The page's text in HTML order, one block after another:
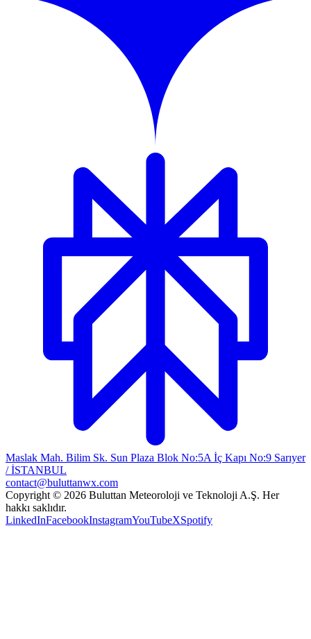
Maslak Mah. Bilim Sk. Sun Plaza Blok No:5A İç Kapı No:9 Sarıyer
/ İSTANBUL
contact@buluttanwx.com
Copyright © 2026 Buluttan Meteoroloji ve Teknoloji A.Ş. Her
hakkı saklıdır.
LinkedInFacebookInstagramYouTubeXSpotify